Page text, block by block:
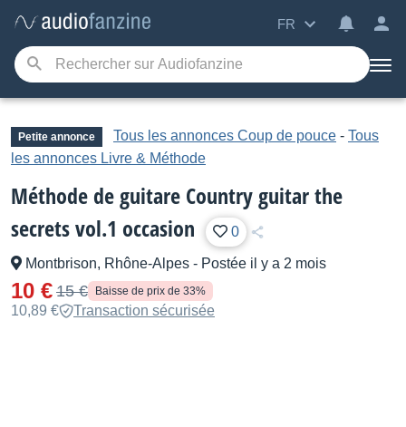
FR
Petite annonce Tous les annonces Coup de pouce - Tous
les annonces Livre & Méthode
Méthode de guitare Country guitar the
secrets vol.1 occasion
0
Montbrison, Rhône-Alpes - Postée il y a 2 mois
10 € 15 € Baisse de prix de 33%
10,89 € Transaction sécurisée